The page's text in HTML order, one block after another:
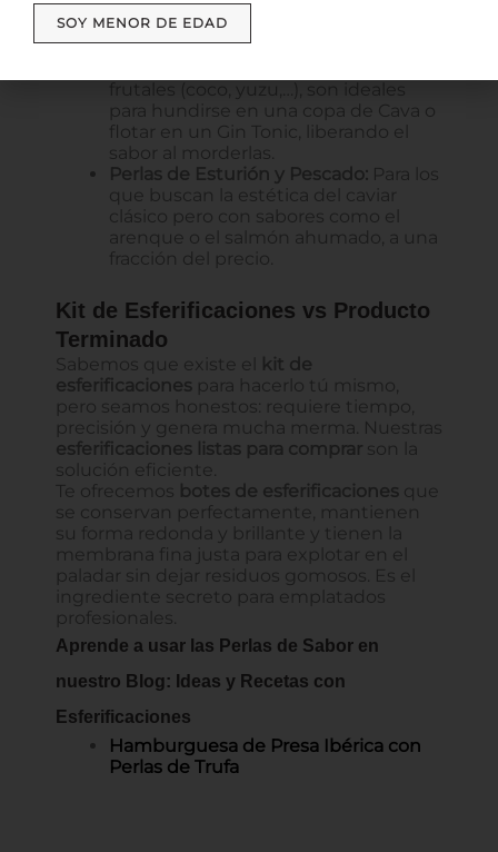
en un sushi. Aportan acidez y umami
sin mojar el plato.
Esferificaciones para Coctelería:
frutales (coco, yuzu,…), son ideales
para hundirse en una copa de Cava o
flotar en un Gin Tonic, liberando el
sabor al morderlas.
Perlas de Esturión y Pescado: Para los
que buscan la estética del caviar
clásico pero con sabores como el
arenque o el salmón ahumado, a una
fracción del precio.
Kit de Esferificaciones vs Producto
Terminado
Sabemos que existe el
kit de
esferificaciones para hacerlo tú mismo,
pero seamos honestos: requiere tiempo,
precisión y genera mucha merma. Nuestras
esferificaciones listas para comprar son la
solución eficiente.
Te ofrecemos botes de esferificaciones que
se conservan perfectamente, mantienen
su forma redonda y brillante y tienen la
membrana fina justa para explotar en el
paladar sin dejar residuos gomosos. Es el
ingrediente secreto para emplatados
profesionales.
Aprende a usar las Perlas de Sabor en
nuestro Blog: Ideas y Recetas con
Esferificaciones
Hamburguesa de Presa Ibérica con
Perlas de Trufa
SOY MENOR DE EDAD